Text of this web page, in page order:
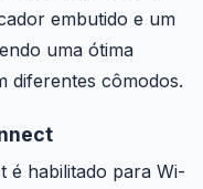
embutido e um
uma ótima
diferentes cômodos.
é habilitado para Wi-